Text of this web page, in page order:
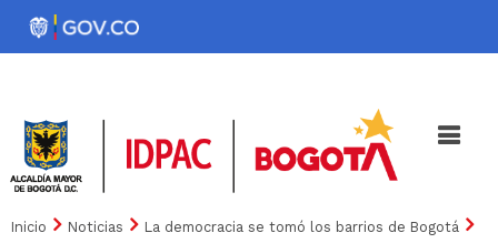
Pasar
Noticias Iniciativas
Inicio Noticias La democracia se tomó los barrios de Bogotá